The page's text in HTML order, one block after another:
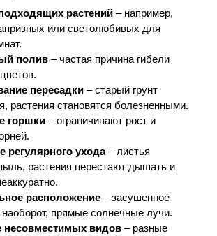
растений – например,
или светолюбивых для
полив – частая причина гибели
пересадки – старый грунт
растения становятся болезненными.
горшки – ограничивают рост и
регулярного ухода– листья
растения перестают дышать и
расположение – засушенное
прямые солнечные лучи.
видов – разные